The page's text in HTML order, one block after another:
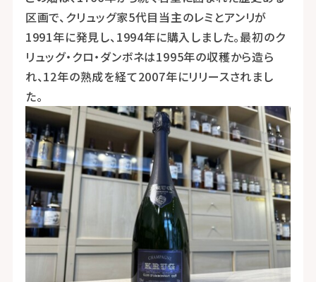
区画で、クリュッグ家5代目当主のレミとアンリが
1991年に発見し、1994年に購入しました。最初のク
リュッグ・クロ・ダンボネは1995年の収穫から造ら
れ、12年の熟成を経て2007年にリリースされまし
た。